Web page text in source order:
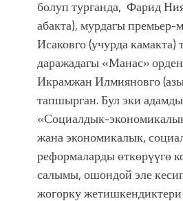
болуп турганда, Фарид
абакта), мурдагы
Исаковго (учурда
даражадагы «Манас»
Икрамжан Илмияновго
тапшырган. Бул эки
«Социалдык-
жана экономикалык,
реформаларды өткөрүүгө
салымы, ошондой эле
жогорку жетишкендиктери